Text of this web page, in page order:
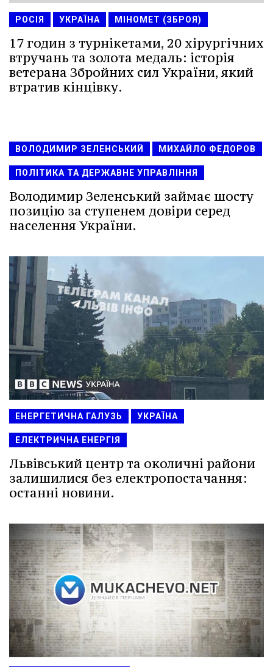
РОСІЯ УКРАЇНА МІНОМЕТ (ЗБРОЯ)
17 годин з турнікетами, 20 хірургічних
втручань та золота медаль: історія
ветерана Збройних сил України, який
втратив кінцівку.
ВОЛОДИМИР ЗЕЛЕНСЬКИЙ МИХАЙЛО ФЕДОРОВ
ПОЛІТИКА ТА ДЕРЖАВНЕ УПРАВЛІННЯ
Володимир Зеленський займає шосту
позицію за ступенем довіри серед
населення України.
ЕНЕРГЕТИЧНА ГАЛУЗЬ УКРАЇНА
ЕЛЕКТРИЧНА ЕНЕРГІЯ
Львівський центр та околичні райони
залишилися без електропостачання:
останні новини.